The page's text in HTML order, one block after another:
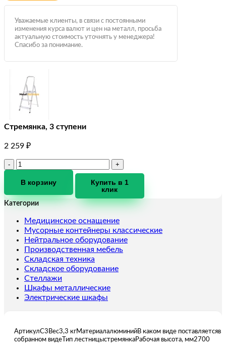
Уважаемые клиенты, в связи с постоянными
изменения курса валют и цен на металл, просьба
актуальную стоимость уточнять у менеджера!
Спасибо за понимание.
Стремянка, 3 ступени
2 259 ₽
Количество
Стремянка,
ступени
В корзину
Купить в 1
клик
Категории
Медицинское оснащение
Мусорные контейнеры классические
Нейтральное оборудование
Производственная мебель
Складская техника
Складское оборудование
Стеллажи
Шкафы металлические
Электрические шкафы
АртикулС3Вес3,3 кгМатериалалюминийВ каком виде поставляетсяв
собранном видеТип лестницыстремянкаРабочая высота, мм2700